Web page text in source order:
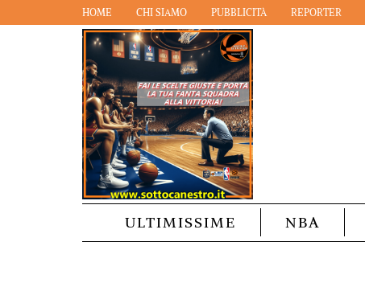
HOME CHI SIAMO PUBBLICITÀ REPORTER
ULTIMISSIME NBA